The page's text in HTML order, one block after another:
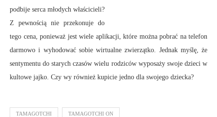
podbije serca młodych właścicieli?
Z pewnością nie przekonuje do
tego cena, ponieważ jest wiele aplikacji, które można pobrać na telefon
darmowo i wyhodować sobie wirtualne zwierzątko. Jednak myślę, że
sentymentu do starych czasów wielu rodziców wyposaży swoje dzieci w
kultowe jajko. Czy wy również kupicie jedno dla swojego dziecka?
TAMAGOTCHI TAMAGOTCHI ON